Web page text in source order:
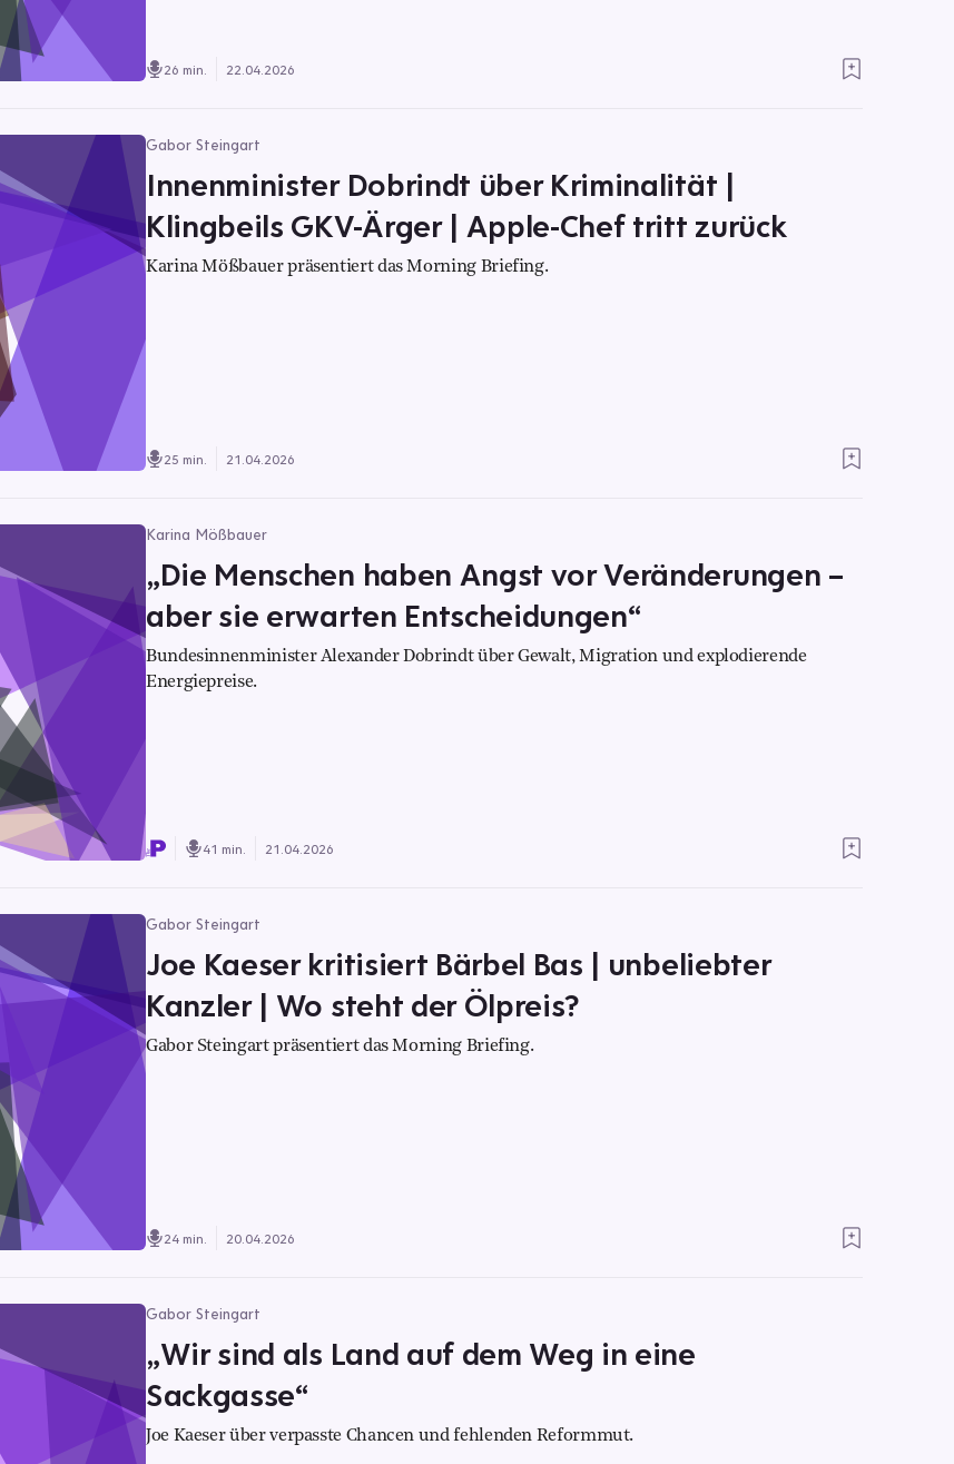
26 min. 22.04.2026
Gabor Steingart
Innenminister Dobrindt über Kriminalität |
Klingbeils GKV-Ärger | Apple-Chef tritt zurück
Karina Mößbauer präsentiert das Morning Briefing.
25 min. 21.04.2026
Karina Mößbauer
„Die Menschen haben Angst vor Veränderungen –
aber sie erwarten Entscheidungen“
Bundesinnenminister Alexander Dobrindt über Gewalt, Migration und explodierende
Energiepreise.
41 min. 21.04.2026
Gabor Steingart
Joe Kaeser kritisiert Bärbel Bas | unbeliebter
Kanzler | Wo steht der Ölpreis?
Gabor Steingart präsentiert das Morning Briefing.
24 min. 20.04.2026
Gabor Steingart
„Wir sind als Land auf dem Weg in eine
Sackgasse“
Joe Kaeser über verpasste Chancen und fehlenden Reformmut.